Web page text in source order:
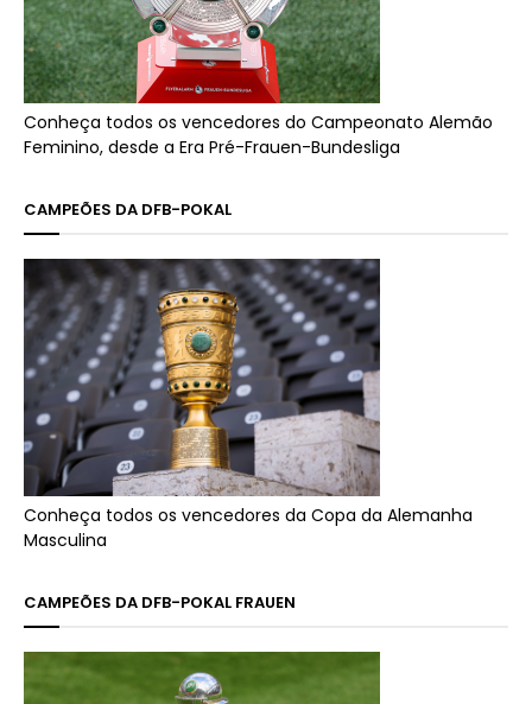
Conheça todos os vencedores do Campeonato Alemão
Feminino, desde a Era Pré-Frauen-Bundesliga
CAMPEÕES DA DFB-POKAL
Conheça todos os vencedores da Copa da Alemanha
Masculina
CAMPEÕES DA DFB-POKAL FRAUEN